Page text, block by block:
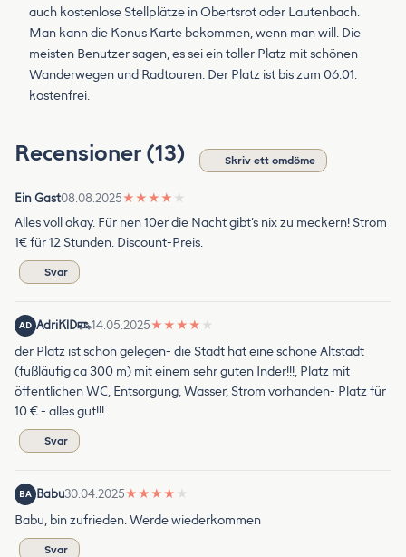
auch kostenlose Stellplätze in Obertsrot oder Lautenbach.
Man kann die Konus Karte bekommen, wenn man will. Die
meisten Benutzer sagen, es sei ein toller Platz mit schönen
Wanderwegen und Radtouren. Der Platz ist bis zum 06.01.
kostenfrei.
Recensioner (13) Skriv ett omdöme
Ein Gast08.08.2025★ ★ ★ ★ ★
Alles voll okay. Für nen 10er die Nacht gibt’s nix zu meckern! Strom
1€ für 12 Stunden. Discount-Preis.
Svar
AD AdriKlD 14.05.2025★ ★ ★ ★ ★
der Platz ist schön gelegen- die Stadt hat eine schöne Altstadt
(fußläufig ca 300 m) mit einem sehr guten Inder!!!, Platz mit
öffentlichen WC, Entsorgung, Wasser, Strom vorhanden- Platz für
10 € - alles gut!!!
Svar
BA Babu30.04.2025★ ★ ★ ★ ★
Babu, bin zufrieden. Werde wiederkommen
Svar